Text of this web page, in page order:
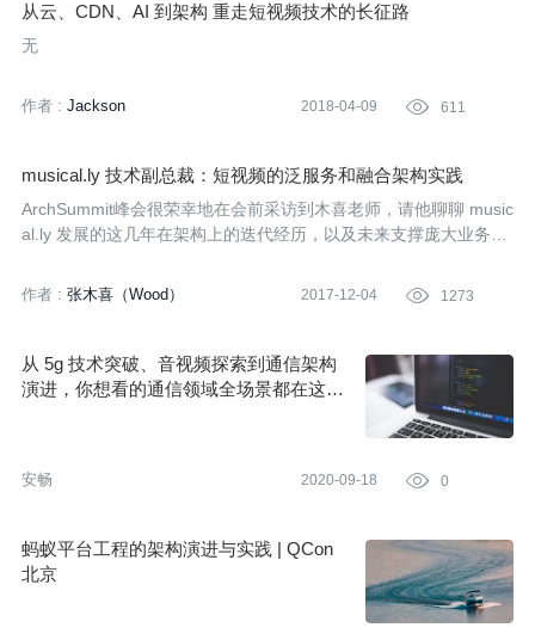
从云、CDN、AI 到架构 重走短视频技术的长征路
无
作者 : Jackson 2018-04-09  611
musical.ly 技术副总裁：短视频的泛服务和融合架构实践
ArchSummit峰会很荣幸地在会前采访到木喜老师，请他聊聊 music
al.ly 发展的这几年在架构上的迭代经历，以及未来支撑庞大业务背
作者 : 张木喜（Wood） 2017-12-04  1273
从 5g 技术突破、音视频探索到通信架构
演进，你想看的通信领域全场景都在这里
安畅 2020-09-18  0
蚂蚁平台工程的架构演进与实践 | QCon
北京